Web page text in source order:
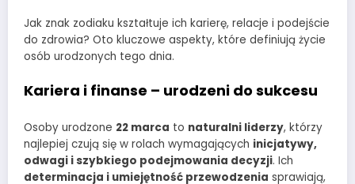
Jak znak zodiaku kształtuje ich karierę, relacje i podejście
do zdrowia? Oto kluczowe aspekty, które definiują życie
osób urodzonych tego dnia.
Kariera i finanse – urodzeni do sukcesu
Osoby urodzone 22 marca to naturalni liderzy, którzy
najlepiej czują się w rolach wymagających inicjatywy,
odwagi i szybkiego podejmowania decyzji. Ich
determinacja i umiejętność przewodzenia sprawiają,